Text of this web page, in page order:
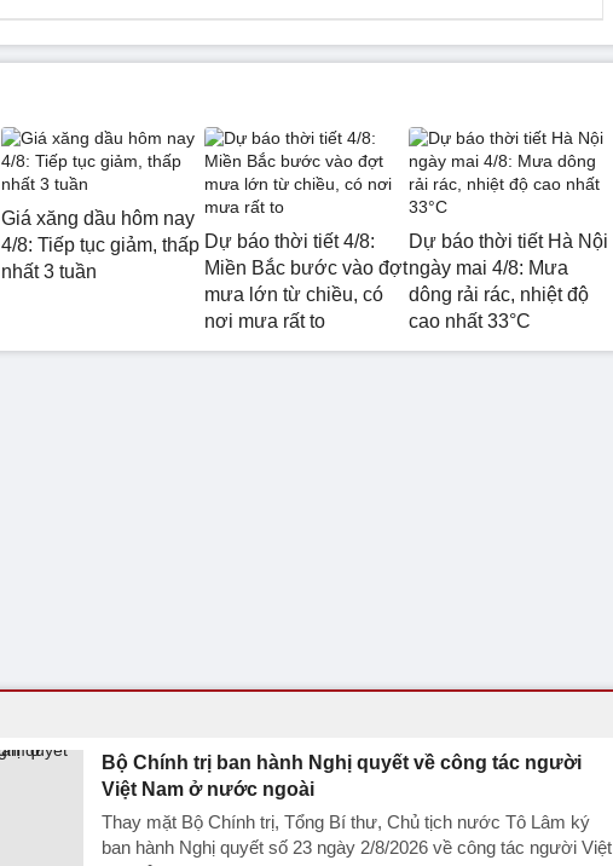
Giá xăng dầu hôm nay
4/8: Tiếp tục giảm, thấp
nhất 3 tuần
Dự báo thời tiết 4/8:
Miền Bắc bước vào đợt
mưa lớn từ chiều, có
nơi mưa rất to
Dự báo thời tiết Hà Nội
ngày mai 4/8: Mưa
dông rải rác, nhiệt độ
cao nhất 33°C
Bộ Chính trị ban hành Nghị quyết về công tác người
Việt Nam ở nước ngoài
Thay mặt Bộ Chính trị, Tổng Bí thư, Chủ tịch nước Tô Lâm ký
ban hành Nghị quyết số 23 ngày 2/8/2026 về công tác người Việt